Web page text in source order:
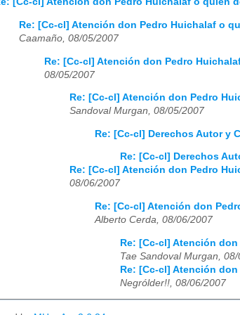
Re: [Cc-cl] Atención don Pedro Huichalaf o
Caamaño, 08/05/2007
Re: [Cc-cl] Atención don Pedro
08/05/2007
Re: [Cc-cl] Atención don Pedro
Sandoval Murgan, 08/05/2007
Re: [Cc-cl] Derechos Autor y
Re: [Cc-cl] Derechos
Re: [Cc-cl] Atención don Pedro
08/06/2007
Re: [Cc-cl] Atención don
Alberto Cerda, 08/06/2007
Re: [Cc-cl] Atención
Tae Sandoval Murgan,
Re: [Cc-cl] Atención
Negrólder!!, 08/06/2007